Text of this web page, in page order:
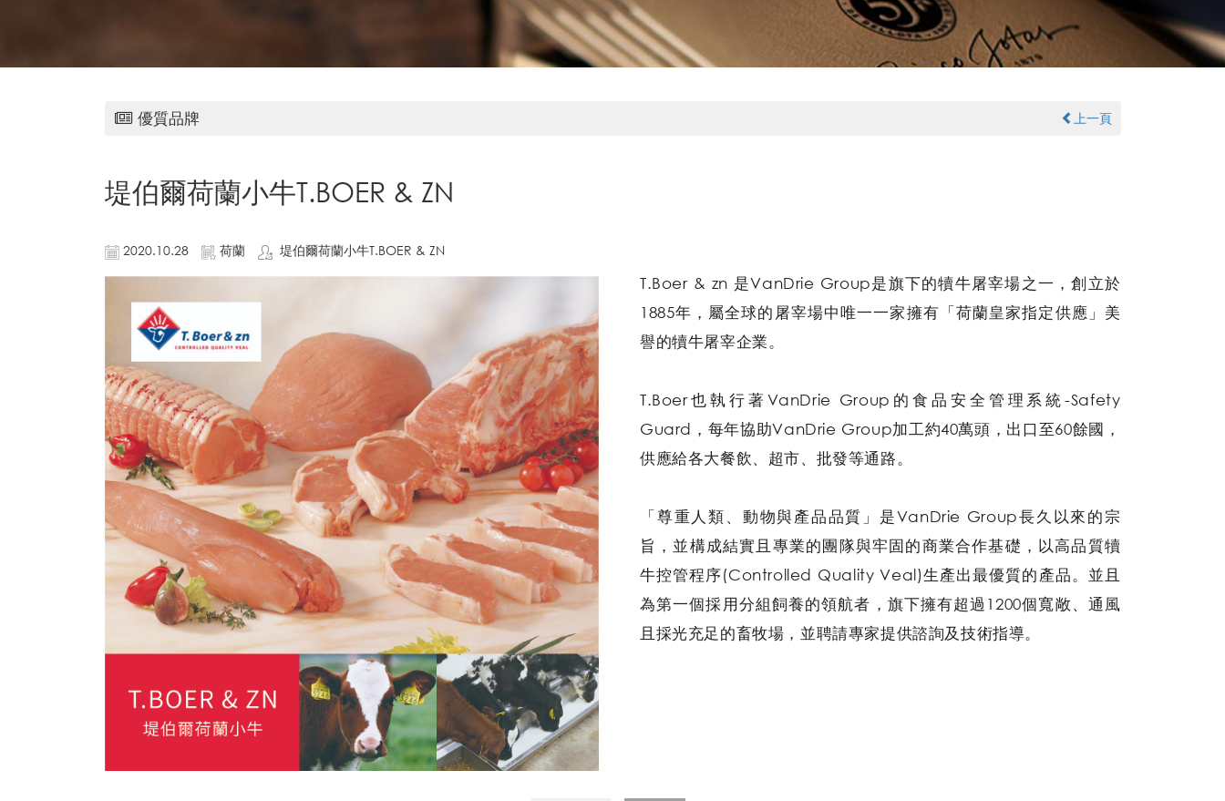
優質品牌 上一頁
堤伯爾荷蘭小牛T.BOER & ZN
2020.10.28 荷蘭 堤伯爾荷蘭小牛T.BOER & ZN
T.Boer & zn 是VanDrie Group是旗下的犢牛屠宰場之一，創立於
1885年，屬全球的屠宰場中唯一一家擁有「荷蘭皇家指定供應」美
譽的犢牛屠宰企業。
T.Boer也執行著VanDrie Group的食品安全管理系統-Safety
Guard，每年協助VanDrie Group加工約40萬頭，出口至60餘國，
供應給各大餐飲、超市、批發等通路。
「尊重人類、動物與產品品質」是VanDrie Group長久以來的宗
旨，並構成結實且專業的團隊與牢固的商業合作基礎，以高品質犢
牛控管程序(Controlled Quality Veal)生產出最優質的產品。並且
為第一個採用分組飼養的領航者，旗下擁有超過1200個寬敞、通風
且採光充足的畜牧場，並聘請專家提供諮詢及技術指導。